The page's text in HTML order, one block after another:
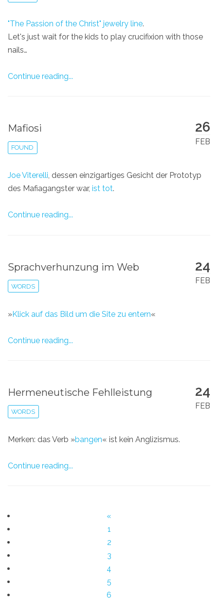
"The Passion of the Christ" jewelry line.
Let's just wait for the kids to play crucifixion with those
nails…
Continue reading...
26
FEB
Mafiosi
FOUND
Joe Viterelli, dessen einzigartiges Gesicht der Prototyp
des Mafiagangster war, ist tot.
Continue reading...
24
FEB
Sprachverhunzung im Web
WORDS
»Klick auf das Bild um die Site zu entern«
Continue reading...
24
FEB
Hermeneutische Fehlleistung
WORDS
Merken: das Verb »bangen« ist kein Anglizismus.
Continue reading...
«
1
2
3
4
5
6